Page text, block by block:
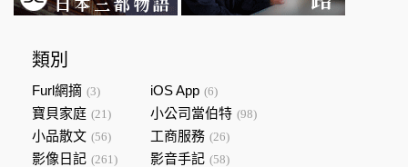
類別
Furl網摘 (3) iOS App (6)
寶貝家庭 (21) 小公司當伯特 (98)
小品散文 (56) 工商服務 (26)
影像日記 (261) 影音手記 (58)